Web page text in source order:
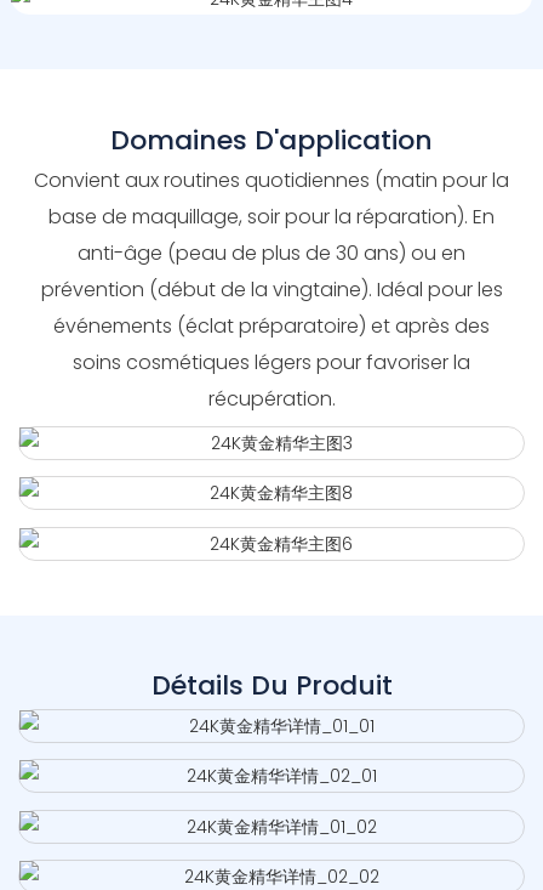
Domaines D'application
Convient aux routines quotidiennes (matin pour la
base de maquillage, soir pour la réparation). En
anti-âge (peau de plus de 30 ans) ou en
prévention (début de la vingtaine). Idéal pour les
événements (éclat préparatoire) et après des
soins cosmétiques légers pour favoriser la
récupération.
Détails Du Produit